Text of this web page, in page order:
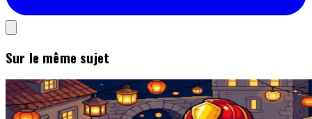
Sur le même sujet